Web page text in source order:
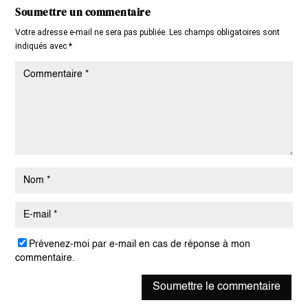
Soumettre un commentaire
Votre adresse e-mail ne sera pas publiée. Les champs obligatoires sont
indiqués avec*
Prévenez-moi par e-mail en cas de réponse à mon
commentaire.
Soumettre le commentaire